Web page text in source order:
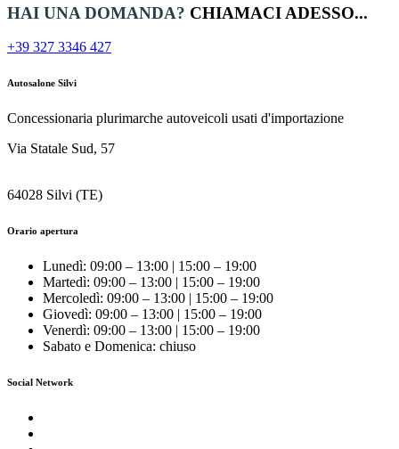
HAI UNA DOMANDA? CHIAMACI ADESSO...
+39 327 3346 427
Autosalone Silvi
Concessionaria plurimarche autoveicoli usati d'importazione
Via Statale Sud, 57
64028 Silvi (TE)
Orario apertura
Lunedì: 09:00 – 13:00 | 15:00 – 19:00
Martedì: 09:00 – 13:00 | 15:00 – 19:00
Mercoledì: 09:00 – 13:00 | 15:00 – 19:00
Giovedì: 09:00 – 13:00 | 15:00 – 19:00
Venerdì: 09:00 – 13:00 | 15:00 – 19:00
Sabato e Domenica: chiuso
Social Network